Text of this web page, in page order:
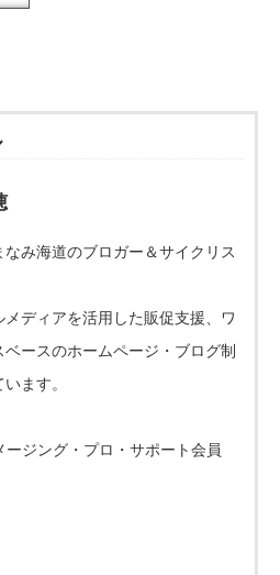
なみ海道のブロガー＆サイクリス
メディアを活用した販促支援、ワ
ベースのホームページ・ブログ制
ます。
ージング・プロ・サポート会員